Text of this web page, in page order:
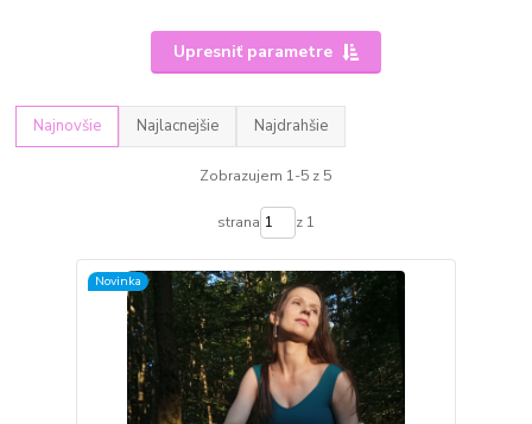
Upresniť parametre
Najnovšie Najlacnejšie Najdrahšie
Zobrazujem 1-5 z 5
strana z 1
Novinka